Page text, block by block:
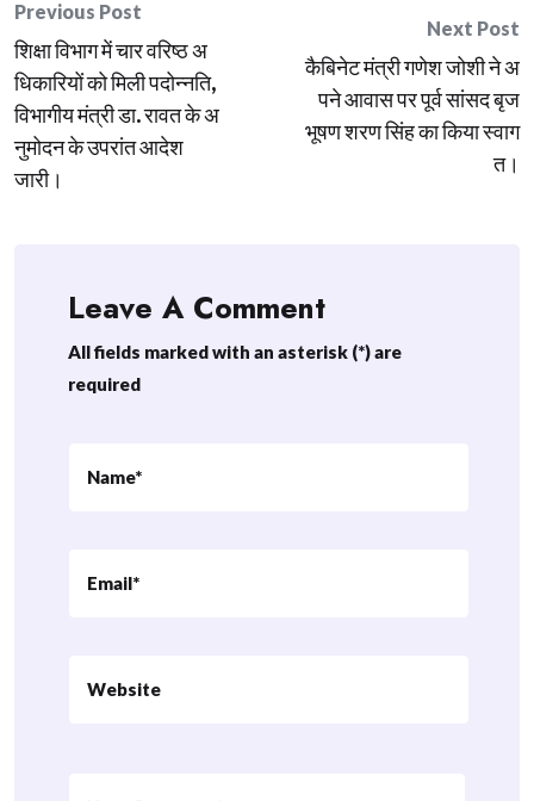
Post
navigation
Previous Post
शिक्षा विभाग में चार वरिष्ठ अ
धिकारियों को मिली पदोन्नति,
विभागीय मंत्री डा. रावत के अ
नुमोदन के उपरांत आदेश
जारी।
Next Post
कैबिनेट मंत्री गणेश जोशी ने अ
पने आवास पर पूर्व सांसद बृज
भूषण शरण सिंह का किया स्वाग
त।
Leave A Comment
All fields marked with an asterisk (*) are
required